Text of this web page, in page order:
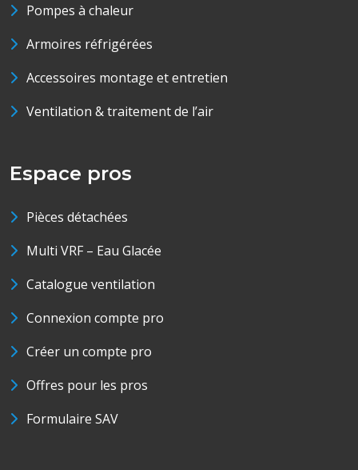
Pompes à chaleur
Armoires réfrigérées
Accessoires montage et entretien
Ventilation & traitement de l’air
Espace pros
Pièces détachées
Multi VRF – Eau Glacée
Catalogue ventilation
Connexion compte pro
Créer un compte pro
Offres pour les pros
Formulaire SAV